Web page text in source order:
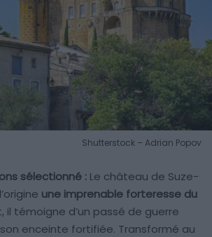
Shutterstock – Adrian Popov
sélectionné : Le château de Suze-
une imprenable forteresse du
il témoigne d’un passé de guerre
enceinte fortifiée. Transformé au